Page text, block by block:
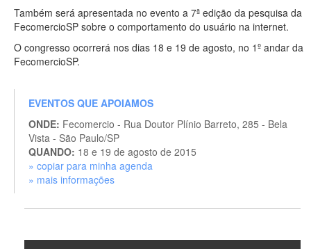
Também será apresentada no evento a 7ª edição da pesquisa da
FecomercioSP sobre o comportamento do usuário na internet.
O congresso ocorrerá nos dias 18 e 19 de agosto, no 1º andar da
FecomercioSP.
EVENTOS QUE APOIAMOS
ONDE: Fecomercio - Rua Doutor Plínio Barreto, 285 - Bela
Vista - São Paulo/SP
QUANDO: 18 e 19 de agosto de 2015
» copiar para minha agenda
» mais informações